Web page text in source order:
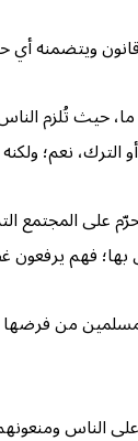
ويتضمنه
تُلزم الناس
نعم؛
المجتمع
فهم
من